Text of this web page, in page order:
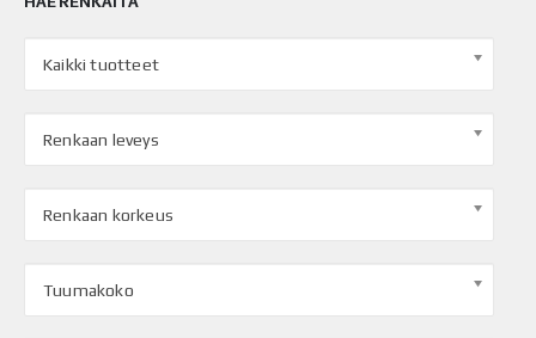
Kaikki tuotteet
Renkaan leveys
Renkaan korkeus
Tuumakoko